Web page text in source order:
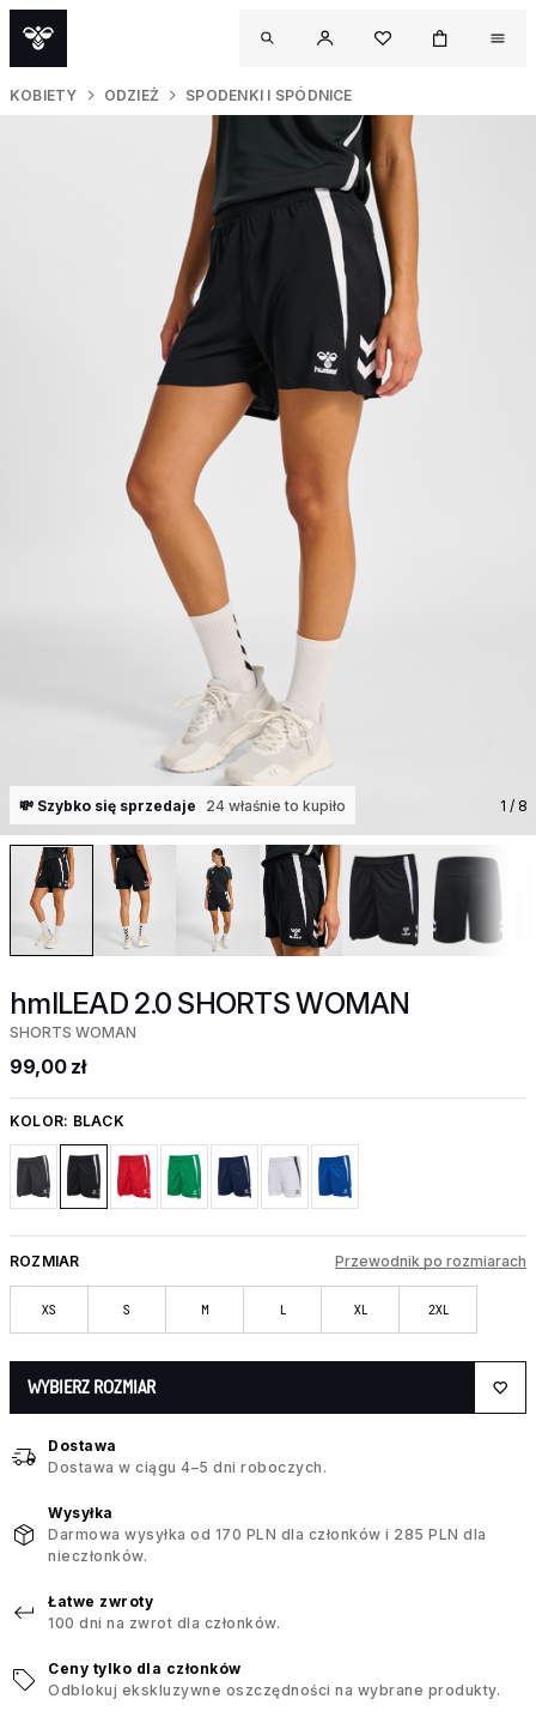
KOBIETY ODZIEŻ SPODENKI I SPÓDNICE
💸 Szybko się sprzedaje 24 właśnie to kupiło 1 / 8
hmlLEAD 2.0 SHORTS WOMAN
SHORTS WOMAN
99,00 zł
KOLOR: BLACK
ROZMIAR Przewodnik po rozmiarach
XS S M L XL 2XL
WYBIERZ ROZMIAR
Dostawa
Dostawa w ciągu 4–5 dni roboczych.
Wysyłka
Darmowa wysyłka od 170 PLN dla członków i 285 PLN dla
nieczłonków.
Łatwe zwroty
100 dni na zwrot dla członków.
Ceny tylko dla członków
Odblokuj ekskluzywne oszczędności na wybrane produkty.